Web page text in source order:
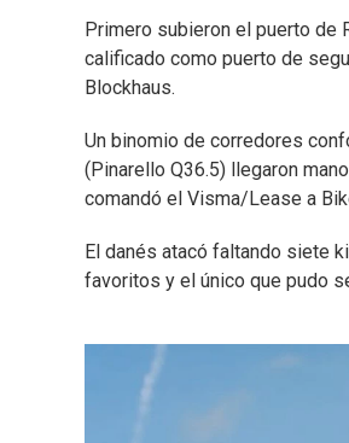
Primero subieron el puerto de
calificado como puerto de
Blockhaus.
Un binomio de corredores
(Pinarello Q36.5) llegaron
comandó el Visma/Lease a
El danés atacó faltando siete
favoritos y el único que pudo